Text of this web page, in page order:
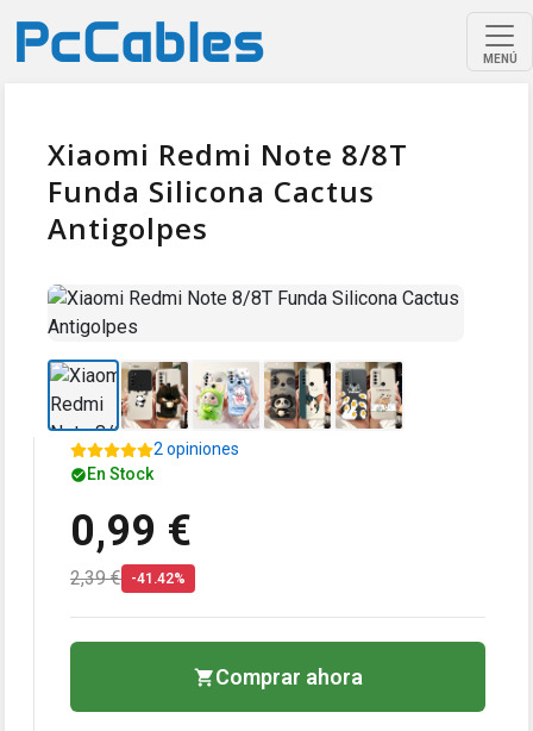
MENÚ
Xiaomi Redmi Note 8/8T
Funda Silicona Cactus
Antigolpes
2 opiniones
En Stock
0,99 €
2,39 € -41.42%
Comprar ahora